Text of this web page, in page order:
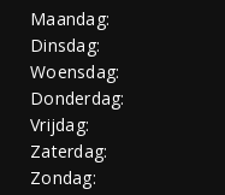
Maandag:
Dinsdag:
Woensdag:
Donderdag:
Vrijdag:
Zaterdag:
Zondag: